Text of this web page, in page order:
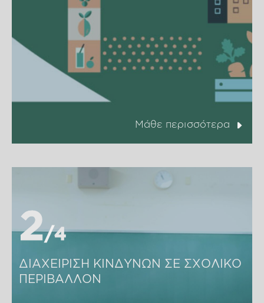
Μάθε περισσότερα
2
2 4
4
ΔΙΑΧΕΙΡΙΣΗ ΚΙΝΔΥΝΩΝ ΣΕ ΣΧΟΛΙΚΟ
ΠΕΡΙΒΑΛΛΟΝ